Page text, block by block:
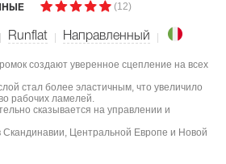
(12)
Runflat Направленный
создают уверенное сцепление на всех
стал более эластичным, что увеличило
рабочих ламелей.
сказывается на управлении и
Скандинавии, Центральной Европе и Новой